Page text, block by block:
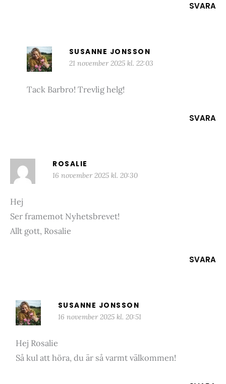
SVARA
SUSANNE JONSSON
21 november 2025 kl. 22:03
Tack Barbro! Trevlig helg!
SVARA
ROSALIE
16 november 2025 kl. 20:30
Hej
Ser framemot Nyhetsbrevet!
Allt gott, Rosalie
SVARA
SUSANNE JONSSON
16 november 2025 kl. 20:51
Hej Rosalie
Så kul att höra, du är så varmt välkommen!